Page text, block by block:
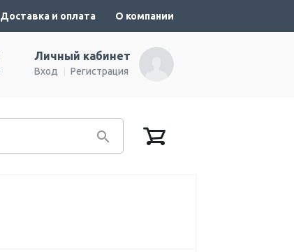
Доставка и оплата О компании
Личный кабинет
Вход Регистрация